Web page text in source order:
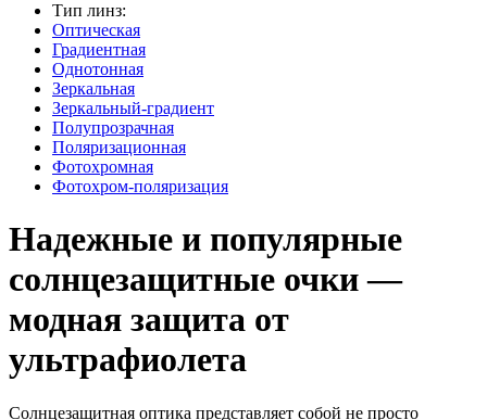
Тип линз:
Оптическая
Градиентная
Однотонная
Зеркальная
Зеркальный-градиент
Полупрозрачная
Поляризационная
Фотохромная
Фотохром-поляризация
Надежные и популярные
солнцезащитные очки —
модная защита от
ультрафиолета
Солнцезащитная оптика представляет собой не просто